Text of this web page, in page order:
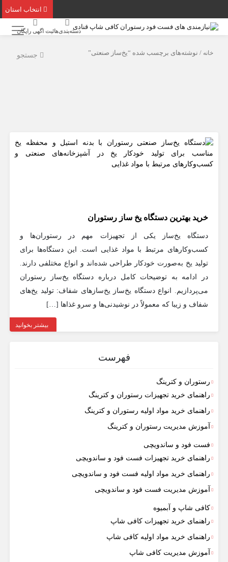
انتخاب استان
دسته‌بندی‌هاثبت اگهی رایگان
جستجو خانه/ نوشته‌های برچسب شده “یخ‌ساز صنعتی”
خرید بهترین دستگاه یخ‌ ساز رستوران
دستگاه یخ‌ساز یکی از تجهیزات مهم در رستوران‌ها و
کسب‌وکارهای مرتبط با مواد غذایی است. این دستگاه‌ها برای
تولید یخ به‌صورت خودکار طراحی شده‌اند و انواع مختلفی دارند.
در ادامه به توضیحات کامل درباره دستگاه یخ‌ساز رستوران
می‌پردازیم. انواع دستگاه یخ‌ساز یخ‌سازهای شفاف: تولید یخ‌های
شفاف و زیبا که معمولاً در نوشیدنی‌ها و سرو غذاها […]
بیشتر بخوانید
فهرست
رستوران و کترینگ
راهنمای خرید تجهیزات رستوران و کترینگ
راهنمای خرید مواد اولیه رستوران و کترینگ
آموزش مدیریت رستوران و کترینگ
فست فود و ساندویچی
راهنمای خرید تجهیزات فست فود و ساندویچی
راهنمای خرید مواد اولیه فست فود و ساندویچی
آموزش مدیریت فست فود و ساندویچی
کافی شاپ و آبمیوه
راهنمای خرید تجهیزات کافی شاپ
راهنمای خرید مواد اولیه کافی‌ شاپ‌
آموزش مدیریت کافی شاپ